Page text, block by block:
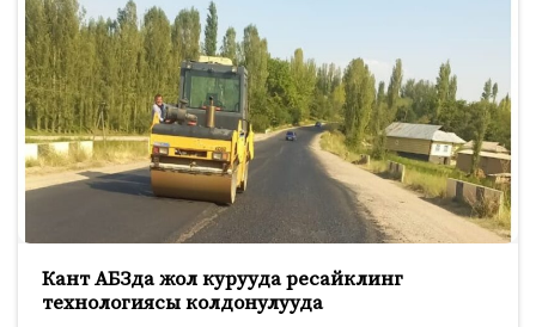
Кант АБЗда жол курууда ресайклинг
технологиясы колдонулууда